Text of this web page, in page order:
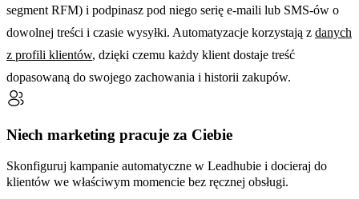
segment RFM) i podpinasz pod niego serię e-maili lub SMS-ów o
dowolnej treści i czasie wysyłki. Automatyzacje korzystają z danych
z profili klientów, dzięki czemu każdy klient dostaje treść
dopasowaną do swojego zachowania i historii zakupów.
Niech marketing pracuje za Ciebie
Skonfiguruj kampanie automatyczne w Leadhubie i docieraj do
klientów we właściwym momencie bez ręcznej obsługi.